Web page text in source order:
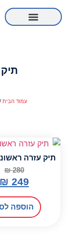
לתוכן
עמוד הבית
תיק עזרה
₪280
₪ 249
הוספה